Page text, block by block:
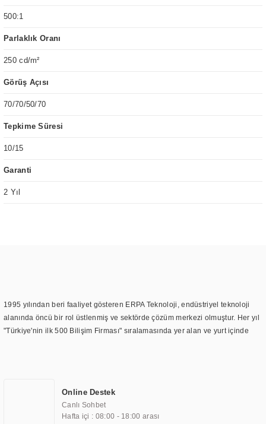
500:1
Parlaklık Oranı
250 cd/m²
Görüş Açısı
70/70/50/70
Tepkime Süresi
10/15
Garanti
2 Yıl
1995 yılından beri faaliyet gösteren ERPA Teknoloji, endüstriyel teknoloji
alanında öncü bir rol üstlenmiş ve sektörde çözüm merkezi olmuştur. Her yıl
"Türkiye'nin ilk 500 Bilişim Firması" sıralamasında yer alan ve yurt içinde
TOCHI markası altında kendi ürettiği ürünlerde kullanmıştır. Günümüzde
TOCHI; videowall, digital signage, kiosk, totem, akıllı durak ekranı, araç içi
ekran, asansör ekranı, digital menüboard, marin ekran, medikal ekran,
Online Destek
Canlı Sohbet
Hafta içi : 08:00 - 18:00 arası